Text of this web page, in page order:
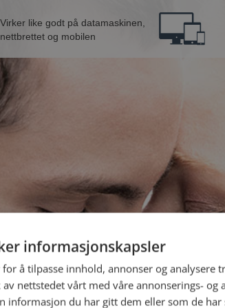
Virker like godt på datamaskinen,
nettbrettet og mobilen
Jeg
informasjonskapsler
å tilpasse innhold, annonser og analysere
nettstedet vårt med våre annonserings- og
informasjon du har gitt dem eller som de